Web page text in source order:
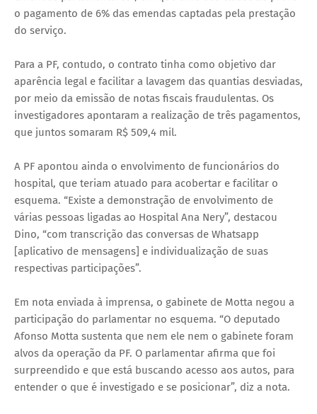
o pagamento de 6% das emendas captadas pela prestação
do serviço.
Para a PF, contudo, o contrato tinha como objetivo dar
aparência legal e facilitar a lavagem das quantias desviadas,
por meio da emissão de notas fiscais fraudulentas. Os
investigadores apontaram a realização de três pagamentos,
que juntos somaram R$ 509,4 mil.
A PF apontou ainda o envolvimento de funcionários do
hospital, que teriam atuado para acobertar e facilitar o
esquema. “Existe a demonstração de envolvimento de
várias pessoas ligadas ao Hospital Ana Nery”, destacou
Dino, “com transcrição das conversas de Whatsapp
[aplicativo de mensagens] e individualização de suas
respectivas participações”.
Em nota enviada à imprensa, o gabinete de Motta negou a
participação do parlamentar no esquema. “O deputado
Afonso Motta sustenta que nem ele nem o gabinete foram
alvos da operação da PF. O parlamentar afirma que foi
surpreendido e que está buscando acesso aos autos, para
entender o que é investigado e se posicionar”, diz a nota.